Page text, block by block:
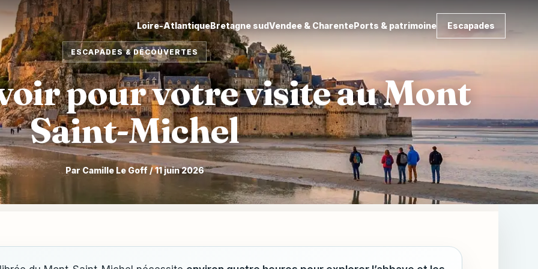
Loire-AtlantiqueBretagne sudVendee & CharentePorts & patrimoine Escapades
ESCAPADES & DÉCOUVERTES
pour votre visite au Mont
Saint-Michel
Par Camille Le Goff / 11 juin 2026